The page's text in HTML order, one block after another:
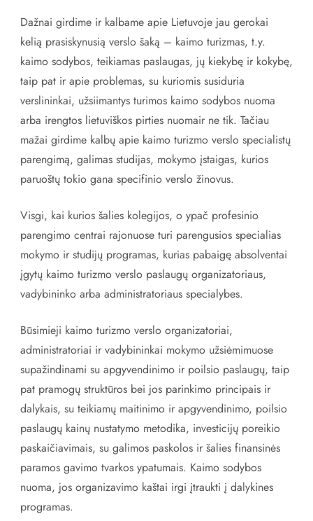
Dažnai girdime ir kalbame apie Lietuvoje jau gerokai
kelią prasiskynusią verslo šaką – kaimo turizmas, t.y.
kaimo sodybos, teikiamas paslaugas, jų kiekybę ir kokybę,
taip pat ir apie problemas, su kuriomis susiduria
verslininkai, užsiimantys turimos kaimo sodybos nuoma
arba irengtos lietuviškos pirties nuomair ne tik. Tačiau
mažai girdime kalbų apie kaimo turizmo verslo specialistų
parengimą, galimas studijas, mokymo įstaigas, kurios
paruoštų tokio gana specifinio verslo žinovus.
Visgi, kai kurios šalies kolegijos, o ypač profesinio
parengimo centrai rajonuose turi parengusios specialias
mokymo ir studijų programas, kurias pabaigę absolventai
įgytų kaimo turizmo verslo paslaugų organizatoriaus,
vadybininko arba administratoriaus specialybes.
Būsimieji kaimo turizmo verslo organizatoriai,
administratoriai ir vadybininkai mokymo užsiėmimuose
supažindinami su apgyvendinimo ir poilsio paslaugų, taip
pat pramogų struktūros bei jos parinkimo principais ir
dalykais, su teikiamų maitinimo ir apgyvendinimo, poilsio
paslaugų kainų nustatymo metodika, investicijų poreikio
paskaičiavimais, su galimos paskolos ir šalies finansinės
paramos gavimo tvarkos ypatumais. Kaimo sodybos
nuoma, jos organizavimo kaštai irgi įtraukti į dalykines
programas.